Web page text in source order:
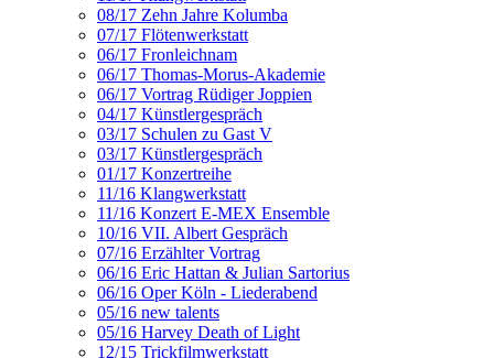
08/17 Zehn Jahre Kolumba
07/17 Flötenwerkstatt
06/17 Fronleichnam
06/17 Thomas-Morus-Akademie
06/17 Vortrag Rüdiger Joppien
04/17 Künstlergespräch
03/17 Schulen zu Gast V
03/17 Künstlergespräch
01/17 Konzertreihe
11/16 Klangwerkstatt
11/16 Konzert E-MEX Ensemble
10/16 VII. Albert Gespräch
07/16 Erzählter Vortrag
06/16 Eric Hattan & Julian Sartorius
06/16 Oper Köln - Liederabend
05/16 new talents
05/16 Harvey Death of Light
12/15 Trickfilmwerkstatt